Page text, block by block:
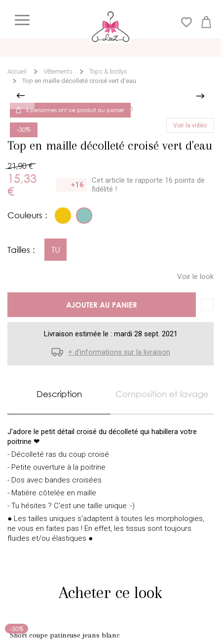
Accueil Vêtements
Tops & bodys
Top en maille décolleté croisé vert d'eau
Voir la vidéo
Top en maille décolleté croisé vert d'eau
21,90 €
15,33
€
+16 Cet article te rapporte 16 points de
fidélité !
5 personnes ont ce produit au panier
-30%
Couleurs :
Tailles : TU
Voir le look
AJOUTER AU PANIER
Livraison estimée le : mardi 28 sept. 2021
+ d'informations sur la livraison
Description Composition et lavage
J'adore le petit détail croisé du décolleté qui habillera votre
poitrine ❤
- Décolleté ras du coup croisé
- Petite ouverture à la poitrine
- Dos avec bandes croisées
- Matière côtelée en maille
- Tu hésites ? C'est une taille unique :-)
● Les tailles uniques s'adaptent à toutes les morphologies,
ne vous en faites pas ! En effet, les tissus sont toujours
fluides et/ou élastiques ●
Acheter ce look
-30%
Short coupe patineuse jeans blanc